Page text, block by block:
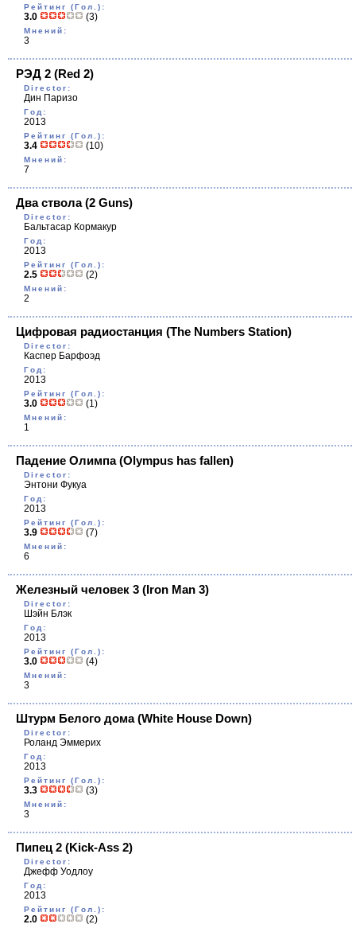
Рейтинг (Гол.):
3.0 (3)
Мнений:
3
РЭД 2 (Red 2)
Director:
Дин Паризо
Год:
2013
Рейтинг (Гол.):
3.4 (10)
Мнений:
7
Два ствола(2 Guns)
Director:
Бальтасар Кормакур
Год:
2013
Рейтинг (Гол.):
2.5 (2)
Мнений:
2
Цифровая радиостанция (The Numbers Station)
Director:
Каспер Барфоэд
Год:
2013
Рейтинг (Гол.):
3.0 (1)
Мнений:
1
Падение Олимпа(Olympus has fallen)
Director:
Энтони Фукуа
Год:
2013
Рейтинг (Гол.):
3.9 (7)
Мнений:
6
Железный человек 3 (Iron Man 3)
Director:
Шэйн Блэк
Год:
2013
Рейтинг (Гол.):
3.0 (4)
Мнений:
3
Штурм Белого дома(White House Down)
Director:
Роланд Эммерих
Год:
2013
Рейтинг (Гол.):
3.3 (3)
Мнений:
3
Пипец 2 (Kick-Ass 2)
Director:
Джефф Уодлоу
Год:
2013
Рейтинг (Гол.):
2.0 (2)